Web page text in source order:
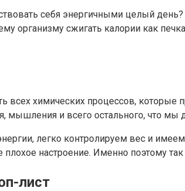
себя энергичными целый
организму сжигать калории как
всех химических процессов, которые
и всего остального, что мы
легко контролируем вес и
настроение. Именно поэтому
лист